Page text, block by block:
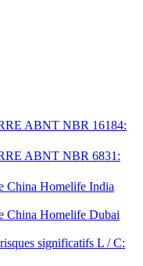
ABNT NBR 16184:
ABNT NBR 6831:
China Homelife India
China Homelife Dubai
significatifs L / C: